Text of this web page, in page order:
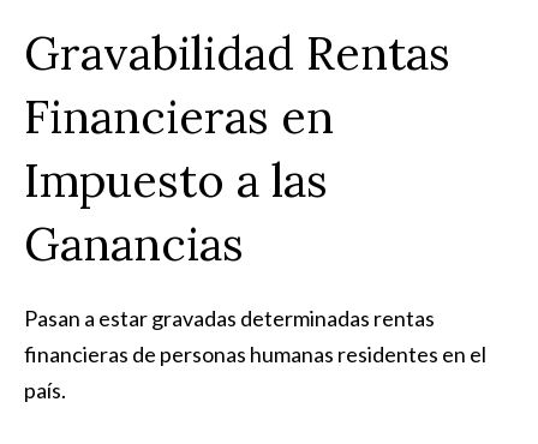
Gravabilidad Rentas
Financieras en
Impuesto a las
Ganancias
Pasan a estar gravadas determinadas rentas
financieras de personas humanas residentes en el
país.